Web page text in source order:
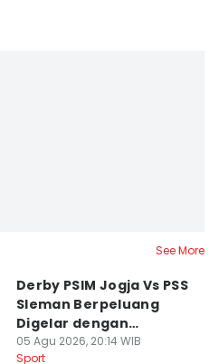
See More
Derby PSIM Jogja Vs PSS
Sleman Berpeluang
Digelar dengan
Penonton
05 Agu 2026, 20:14 WIB
Sport